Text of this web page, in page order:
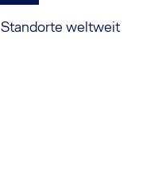
Standorte weltweit